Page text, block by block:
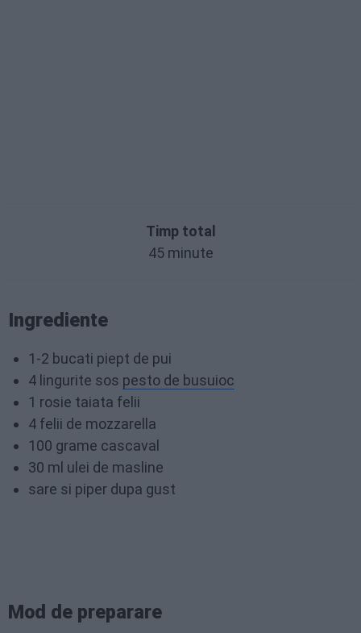
Timp total
45 minute
Ingrediente
1-2 bucati piept de pui
4 lingurite sos pesto de busuioc
1 rosie taiata felii
4 felii de mozzarella
100 grame cascaval
30 ml ulei de masline
sare si piper dupa gust
Mod de preparare